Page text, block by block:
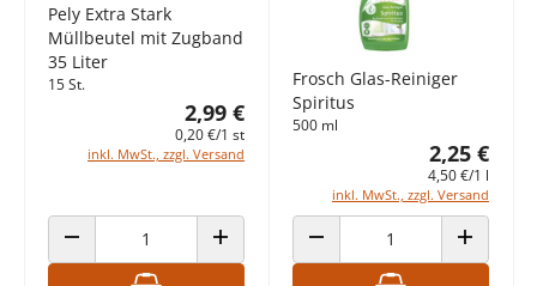
Pely Extra Stark
Müllbeutel mit Zugband
35 Liter
15 St.
2,99 €
0,20 €/1 st
inkl. MwSt., zzgl. Versand
ANZAHL VERRINGERN ANZAHL ERHÖHEN
Frosch Glas-Reiniger
Spiritus
500 ml
2,25 €
4,50 €/1 l
inkl. MwSt., zzgl. Versand
ANZAHL VERRINGERN ANZAHL